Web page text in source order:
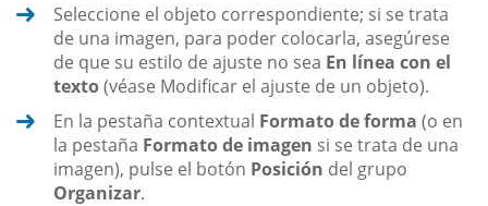
Seleccione el objeto correspondiente; si se trata
de una imagen, para poder colocarla, asegúrese
de que su estilo de ajuste no sea En línea con el
texto(véase Modificar el ajuste de un objeto).
En la pestaña contextual Formato de forma (o en
la pestaña Formato de imagen si se trata de una
imagen), pulse el botón Posición del grupo
Organizar.